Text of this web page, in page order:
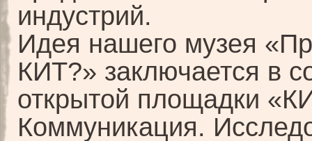
индустрий.
Идея нашего музея
КИТ?» заключается в
открытой площадки
Коммуникация.